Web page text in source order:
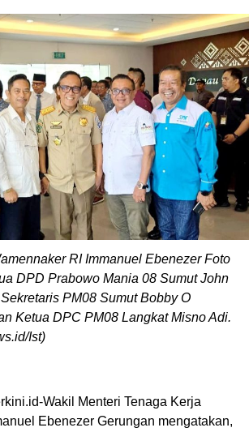
RI Immanuel Ebenezer Foto
DPD Prabowo Mania 08 Sumut John
PM08 Sumut Bobby O
Ketua DPC PM08 Langkat Misno Adi.
Ist)
Wakil Menteri Tenaga Kerja
Ebenezer Gerungan mengatakan,